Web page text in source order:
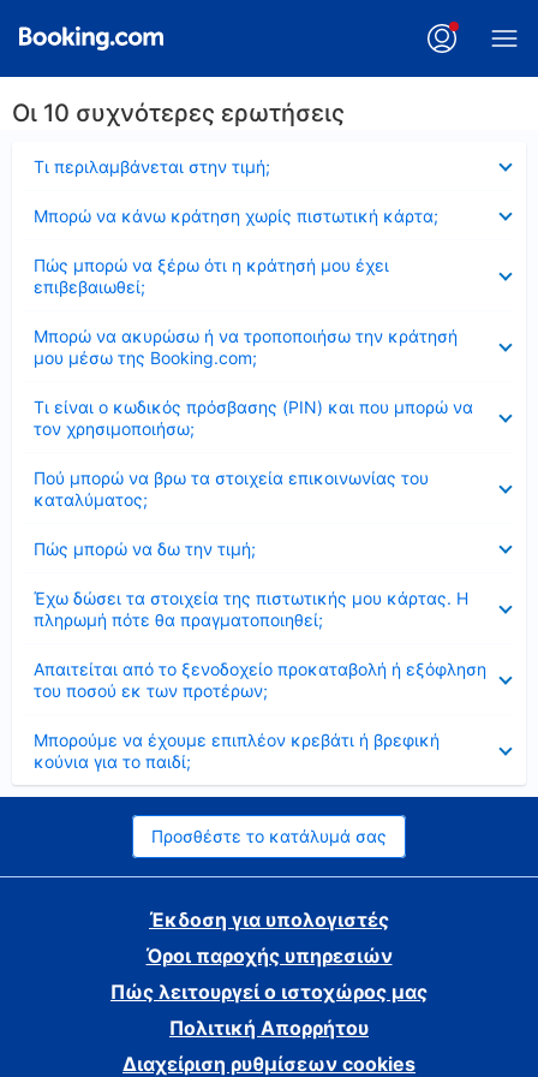
Οι 10 συχνότερες ερωτήσεις
Τι περιλαμβάνεται στην τιμή;
Μπορώ να κάνω κράτηση χωρίς πιστωτική κάρτα;
Πώς μπορώ να ξέρω ότι η κράτησή μου έχει
επιβεβαιωθεί;
Μπορώ να ακυρώσω ή να τροποποιήσω την κράτησή
μου μέσω της Booking.com;
Τι είναι ο κωδικός πρόσβασης (PIN) και που μπορώ να
τον χρησιμοποιήσω;
Πού μπορώ να βρω τα στοιχεία επικοινωνίας του
καταλύματος;
Πώς μπορώ να δω την τιμή;
Έχω δώσει τα στοιχεία της πιστωτικής μου κάρτας. Η
πληρωμή πότε θα πραγματοποιηθεί;
Απαιτείται από το ξενοδοχείο προκαταβολή ή εξόφληση
του ποσού εκ των προτέρων;
Μπορούμε να έχουμε επιπλέον κρεβάτι ή βρεφική
κούνια για το παιδί;
Προσθέστε το κατάλυμά σας
Έκδοση για υπολογιστές
Όροι παροχής υπηρεσιών
Πώς λειτουργεί ο ιστοχώρος μας
Πολιτική Απορρήτου
Διαχείριση ρυθμίσεων cookies